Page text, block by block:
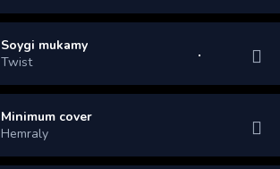
Soygi mukamy
Twist
Minimum cover
Hemraly